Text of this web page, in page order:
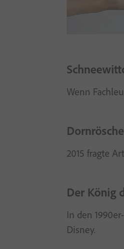
Wenn
2015 fragte
Der König
In den
Disney.